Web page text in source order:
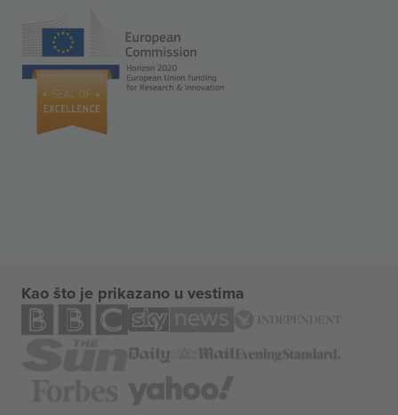
Kao što je prikazano u vestima